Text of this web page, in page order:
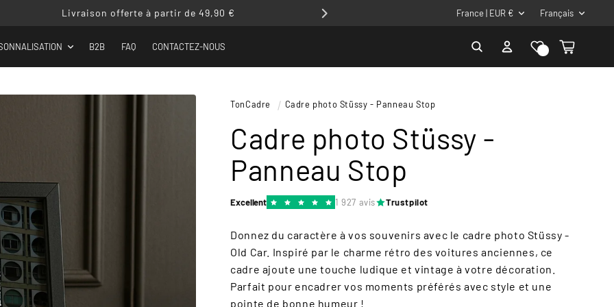
Livraison offerte à partir de 49,90 € Profite de - 10% avec le code 10CADRE
P
s
é
France | EUR €
L
n
g
Français
B2B FAQ CONTACTEZ-NOUS Connexion
Liste de
souhaits
Panier
TonCadre Cadre photo Stüssy - Panneau Stop
Cadre photo Stüssy -
Panneau Stop
Excellent 1 927 avis Trustpilot
Donnez du caractère à vos souvenirs avec le cadre photo Stüssy -
Old Car. Inspiré par le charme rétro des voitures anciennes, ce
cadre ajoute une touche ludique et vintage à votre décoration.
Parfait pour encadrer vos moments préférés avec style et une
pointe de bonne humeur !